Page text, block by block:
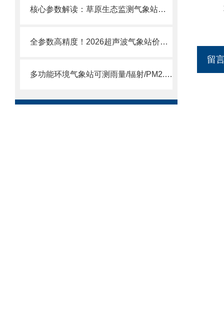
核心参数解读：草原生态监测气象站的传感器精度、供电与传输方案
全参数高精度！2026超声波气象站价格参考，风速/风向/温湿/气压一站式监测
多功能环境气象站可测雨量/辐射/PM2.5工农业生产适用
留